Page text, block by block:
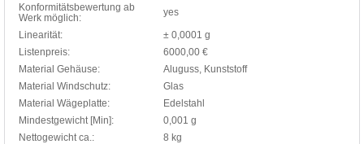
Konformitätsbewertung ab
Werk möglich:
yes
Linearität:
± 0,0001 g
Listenpreis:
6000,00 €
Material Gehäuse:
Aluguss, Kunststoff
Material Windschutz:
Glas
Material Wägeplatte:
Edelstahl
Mindestgewicht [Min]:
0,001 g
Nettogewicht ca.:
8 kg